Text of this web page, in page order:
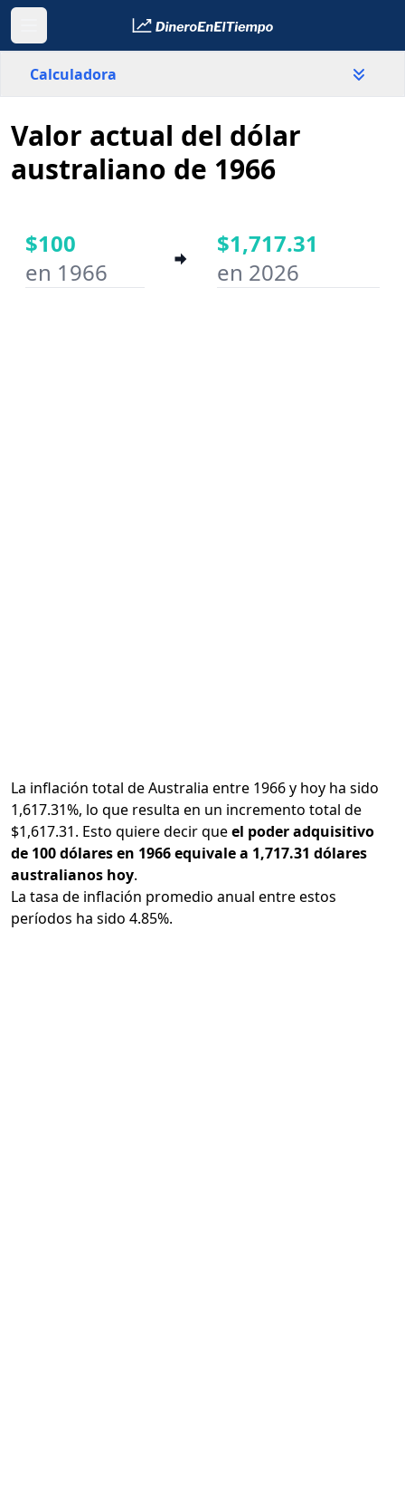
Calculadora
Australia
País
Año inicial
Valor actual del dólar
australiano de 1966
$100
en 1966
$1,717.31
en 2026
La inflación total de Australia entre 1966 y hoy ha sido
1,617.31%, lo que resulta en un incremento total de
$1,617.31. Esto quiere decir queel poder adquisitivo
de 100 dólares en 1966 equivale a 1,717.31 dólares
australianos hoy.
La tasa de inflación promedio anual entre estos
períodos ha sido 4.85%.